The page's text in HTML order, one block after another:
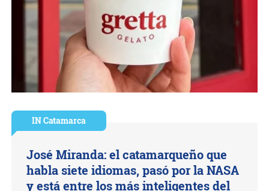
IN Catamarca
José Miranda: el catamarqueño que
habla siete idiomas, pasó por la NASA
y está entre los más inteligentes del